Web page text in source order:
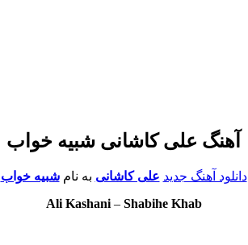
آهنگ علی کاشانی شبیه خواب
دانلود آهنگ جدید علی کاشانی به نامشبیه خواب
Ali Kashani– Shabihe Khab